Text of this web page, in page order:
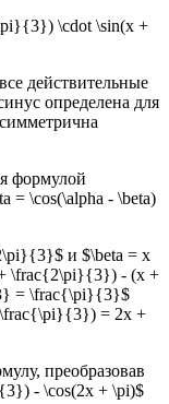
\cdot \sin(x +
действительные
определена для
формулой
= \cos(\alpha - \beta)
и $\beta = x
\frac{2\pi}{3}) - (x +
= \frac{\pi}{3}$
= 2x +
преобразовав
- \cos(2x + \pi)$